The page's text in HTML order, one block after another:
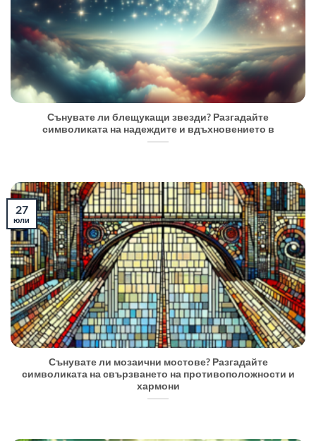
Сънувате ли блещукащи звезди? Разгадайте
символиката на надеждите и вдъхновението в
Сънувате ли мозаични мостове? Разгадайте
символиката на свързването на противоположности и
хармони
27
юли